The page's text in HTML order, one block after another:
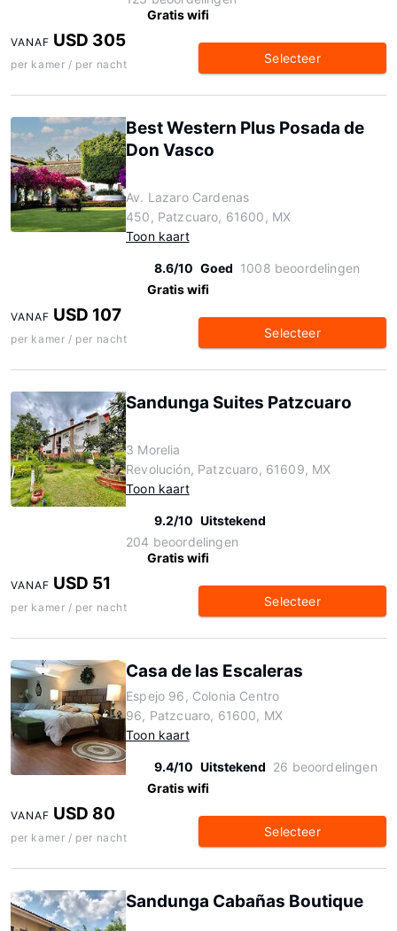
Gratis wifi
VANAF USD 305
per kamer / per nacht Selecteer
Best Western Plus Posada de
Don Vasco
Av. Lazaro Cardenas
450, Patzcuaro, 61600, MX
Toon kaart
8.6/10 Goed 1008 beoordelingen
Gratis wifi
VANAF USD 107
per kamer / per nacht Selecteer
Sandunga Suites Patzcuaro
3 Morelia
Revolución, Patzcuaro, 61609, MX
Toon kaart
9.2/10 Uitstekend
204 beoordelingen
Gratis wifi
VANAF USD 51
per kamer / per nacht Selecteer
Casa de las Escaleras
Espejo 96, Colonia Centro
96, Patzcuaro, 61600, MX
Toon kaart
9.4/10 Uitstekend 26 beoordelingen
Gratis wifi
VANAF USD 80
per kamer / per nacht Selecteer
Sandunga Cabañas Boutique